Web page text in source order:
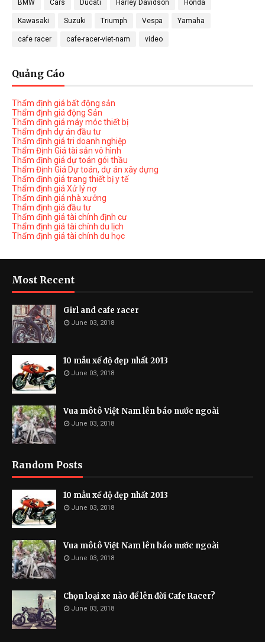
BMW Cars Ducati Harley Davidson Honda
Kawasaki Suzuki Triumph Vespa Yamaha
cafe racer cafe-racer-viet-nam video
Quảng Cáo
Thẩm định giá bất động sản
Thẩm định giá động Sản
Thẩm định giá máy móc thiết bị
Thẩm định dự án đầu tư
Thẩm định giá tri doanh nghiệp
Thẩm Định Giá tài sản vô hình
Thẩm định giá dự toán gói thầu
Thẩm Định Giá Dự toán, dự án xây dựng
Thẩm định giá trang thiết bị y tế
Thẩm định giá Xử lý nợ
Thẩm định giá nhà xưởng
Thẩm định giá đầu tư
Thẩm định giá tài chính định cư
Thẩm định giá tài chính du lịch
Thẩm định giá tài chính du học
Most Recent
Girl and cafe racer
June 03, 2018
10 mẫu xế độ đẹp nhất 2013
June 03, 2018
Vua môtô Việt Nam lên báo nước ngoài
June 03, 2018
Random Posts
10 mẫu xế độ đẹp nhất 2013
June 03, 2018
Vua môtô Việt Nam lên báo nước ngoài
June 03, 2018
Chọn loại xe nào để lên đời Cafe Racer?
June 03, 2018